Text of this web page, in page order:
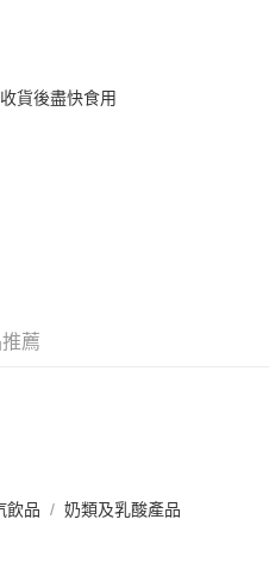
櫃)
上免運費
貨後盡快食用
薦
飲品 奶類及乳酸產品